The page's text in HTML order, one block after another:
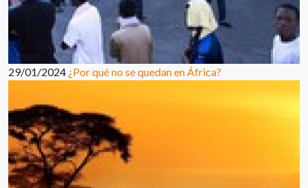
29/01/2024 ¿Por qué no se quedan en África?